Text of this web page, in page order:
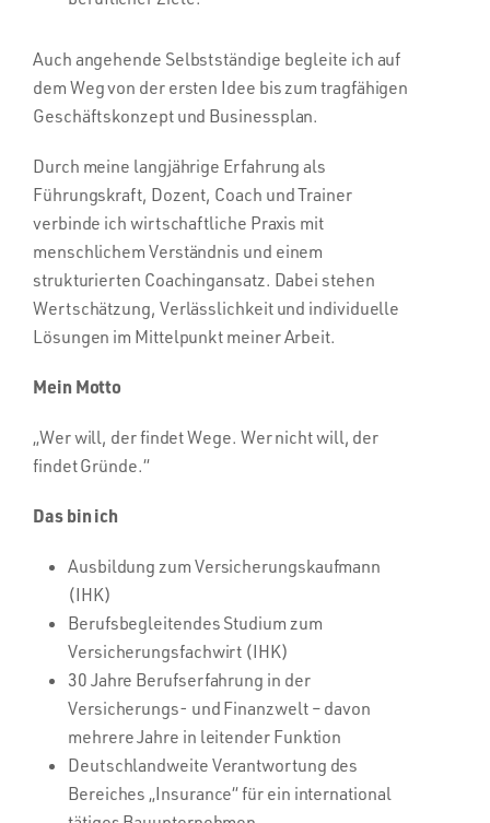
Auch angehende Selbstständige begleite ich auf
dem Weg von der ersten Idee bis zum tragfähigen
Geschäftskonzept und Businessplan.
Durch meine langjährige Erfahrung als
Führungskraft, Dozent, Coach und Trainer
verbinde ich wirtschaftliche Praxis mit
menschlichem Verständnis und einem
strukturierten Coachingansatz. Dabei stehen
Wertschätzung, Verlässlichkeit und individuelle
Lösungen im Mittelpunkt meiner Arbeit.
Mein Motto
„Wer will, der findet Wege. Wer nicht will, der
findet Gründe.“
Das bin ich
Ausbildung zum Versicherungskaufmann
(IHK)
Berufsbegleitendes Studium zum
Versicherungsfachwirt (IHK)
30 Jahre Berufserfahrung in der
Versicherungs- und Finanzwelt – davon
mehrere Jahre in leitender Funktion
Deutschlandweite Verantwortung des
Bereiches „Insurance“ für ein international